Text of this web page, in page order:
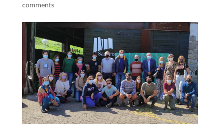
comments